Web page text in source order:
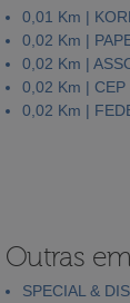
0,01 Km |
0,02 Km |
0,02 Km |
0,02 Km | CEP
0,02 Km |
Outras
SPECIAL &